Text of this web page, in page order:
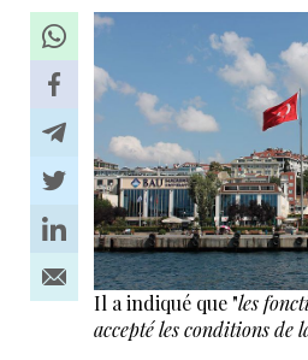
Il a indiqué que "les
accepté les conditions de